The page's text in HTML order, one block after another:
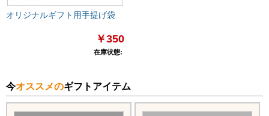
オリジナルギフト用手提げ袋
￥350
在庫状態:
今オススメのギフトアイテム